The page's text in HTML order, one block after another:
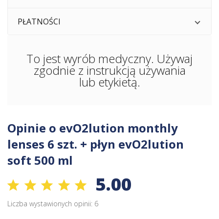
PŁATNOŚCI
To jest wyrób medyczny. Używaj
zgodnie z instrukcją używania
lub etykietą.
Opinie o evO2lution monthly
lenses 6 szt. + płyn evO2lution
soft 500 ml
5.00
Liczba wystawionych opinii: 6